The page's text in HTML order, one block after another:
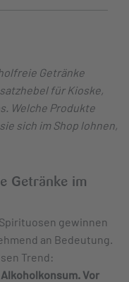
Getränke
für Kioske,
Welche Produkte
sich im Shop lohnen,
Getränke im
gewinnen
an Bedeutung.
Trend:
Vor